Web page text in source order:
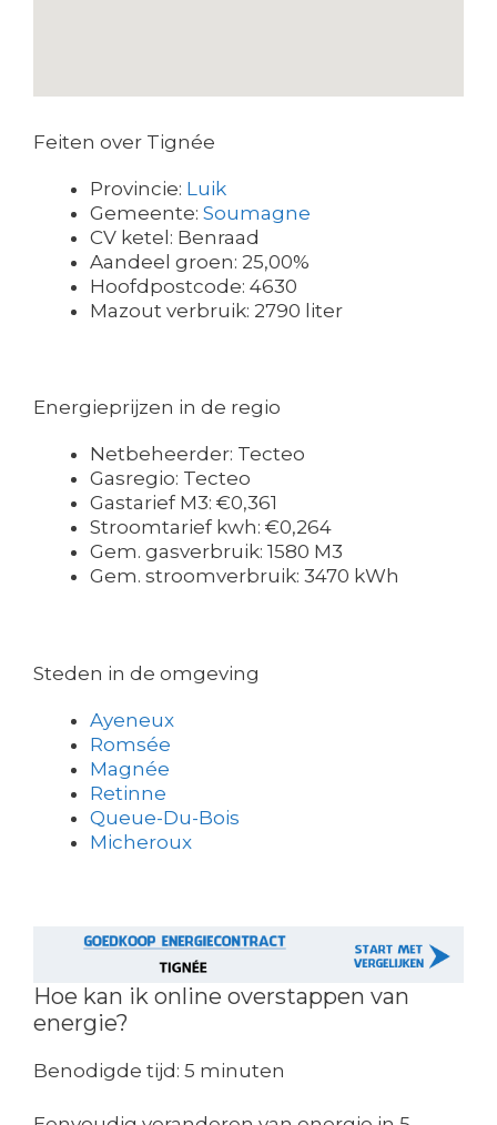
Feiten over Tignée
Provincie: Luik
Gemeente: Soumagne
CV ketel: Benraad
Aandeel groen: 25,00%
Hoofdpostcode: 4630
Mazout verbruik: 2790 liter
Energieprijzen in de regio
Netbeheerder: Tecteo
Gasregio: Tecteo
Gastarief M3: €0,361
Stroomtarief kwh: €0,264
Gem. gasverbruik: 1580 M3
Gem. stroomverbruik: 3470 kWh
Steden in de omgeving
Ayeneux
Romsée
Magnée
Retinne
Queue-Du-Bois
Micheroux
Hoe kan ik online overstappen van
energie?
Benodigde tijd: 5 minuten